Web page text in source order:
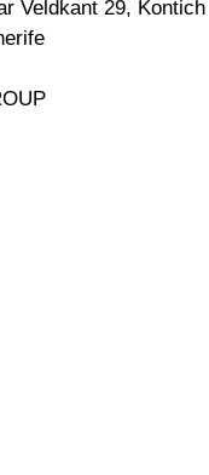
Veldkant 29, Kontich